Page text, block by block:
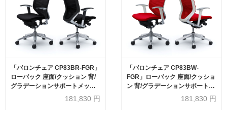
「バロンチェア CP83BR-FGR」
ローバック 座面/クッション 背/
グラデーションサポートメッシ
ュ フレーム/ポリッシュ ボディー
カラー/ブラック アジャストアー
181,830 円
「バロンチェア CP83BW-
FGR」ローバック 座面/クッショ
ン 背/グラデーションサポートメ
ッシュ フレーム/ポリッシュ ボデ
ィーカラー/ホワイト アジャスト
181,830 円